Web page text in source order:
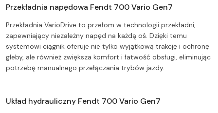
Przekładnia napędowa Fendt 700 Vario Gen7
Przekładnia VarioDrive to przełom w technologii przekładni,
zapewniający niezależny napęd na każdą oś. Dzięki temu
systemowi ciągnik oferuje nie tylko wyjątkową trakcję i ochronę
gleby, ale również zwiększa komfort i łatwość obsługi, eliminując
potrzebę manualnego przełączania trybów jazdy.
Układ hydrauliczny Fendt 700 Vario Gen7